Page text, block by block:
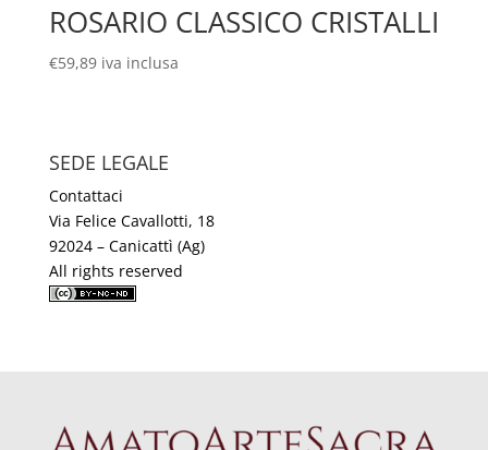
ROSARIO CLASSICO CRISTALLI
€59,89 iva inclusa
SEDE LEGALE
Contattaci
Via Felice Cavallotti, 18
92024 – Canicattì (Ag)
All rights reserved